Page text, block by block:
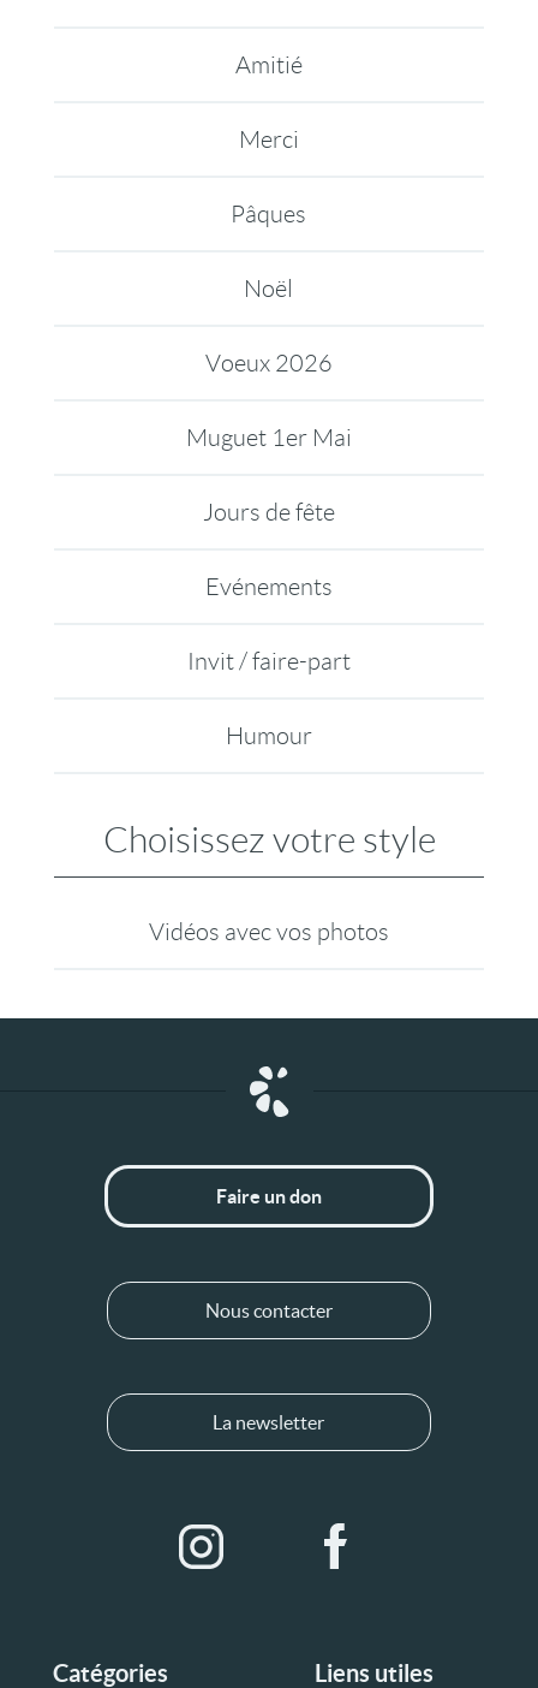
Amitié
Merci
Pâques
Noël
Voeux 2026
Muguet 1er Mai
Jours de fête
Evénements
Invit / faire-part
Humour
Choisissez votre style
Vidéos avec vos photos
Catégories Liens utiles
Faire un don
Nous contacter
La newsletter